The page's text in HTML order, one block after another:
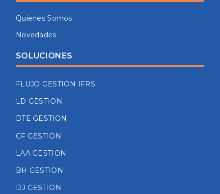
Quienes Somos
Novedades
SOLUCIONES
FLUJO GESTION IFRS
LD GESTION
DTE GESTION
CF GESTION
LAA GESTION
BH GESTION
DJ GESTION